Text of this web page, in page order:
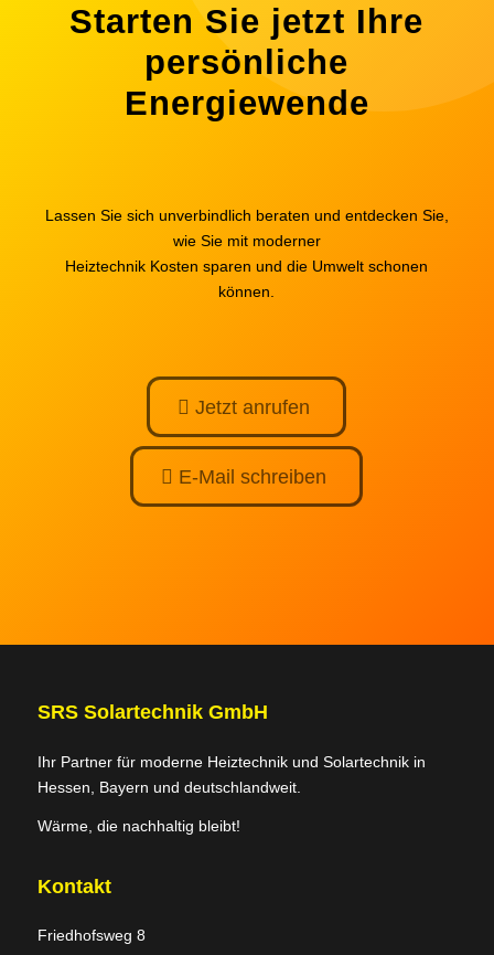
Starten Sie jetzt Ihre
persönliche
Energiewende
Lassen Sie sich unverbindlich beraten und entdecken Sie,
wie Sie mit moderner
Heiztechnik Kosten sparen und die Umwelt schonen
können.
Jetzt anrufen
E-Mail schreiben
SRS Solartechnik GmbH
Ihr Partner für moderne Heiztechnik und Solartechnik in
Hessen, Bayern und deutschlandweit.
Wärme, die nachhaltig bleibt!
Kontakt
Friedhofsweg 8